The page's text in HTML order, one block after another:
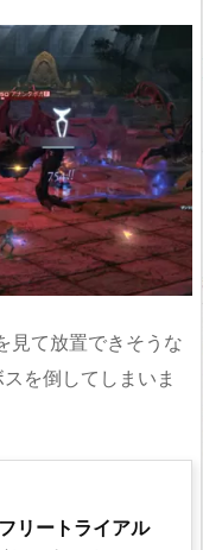
見て放置できそうな
を倒してしまいま
リートライアル